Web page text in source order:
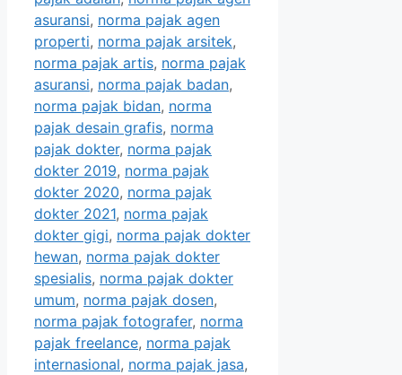
asuransi, norma pajak agen
properti, norma pajak arsitek,
norma pajak artis, norma pajak
asuransi, norma pajak badan,
norma pajak bidan, norma
pajak desain grafis, norma
pajak dokter, norma pajak
dokter 2019, norma pajak
dokter 2020, norma pajak
dokter 2021, norma pajak
dokter gigi, norma pajak dokter
hewan, norma pajak dokter
spesialis, norma pajak dokter
umum, norma pajak dosen,
norma pajak fotografer, norma
pajak freelance, norma pajak
internasional, norma pajak jasa,